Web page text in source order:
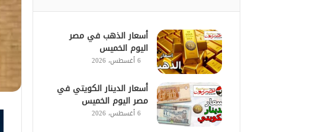
أسعار الذهب في مصر
اليوم الخميس
6 أغسطس، 2026
أسعار الدينار الكويتي في
مصر اليوم الخميس
6 أغسطس، 2026